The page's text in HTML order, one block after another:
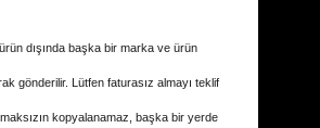
dışında başka bir marka ve ürün
gönderilir. Lütfen faturasız almayı teklif
kopyalanamaz, başka bir yerde